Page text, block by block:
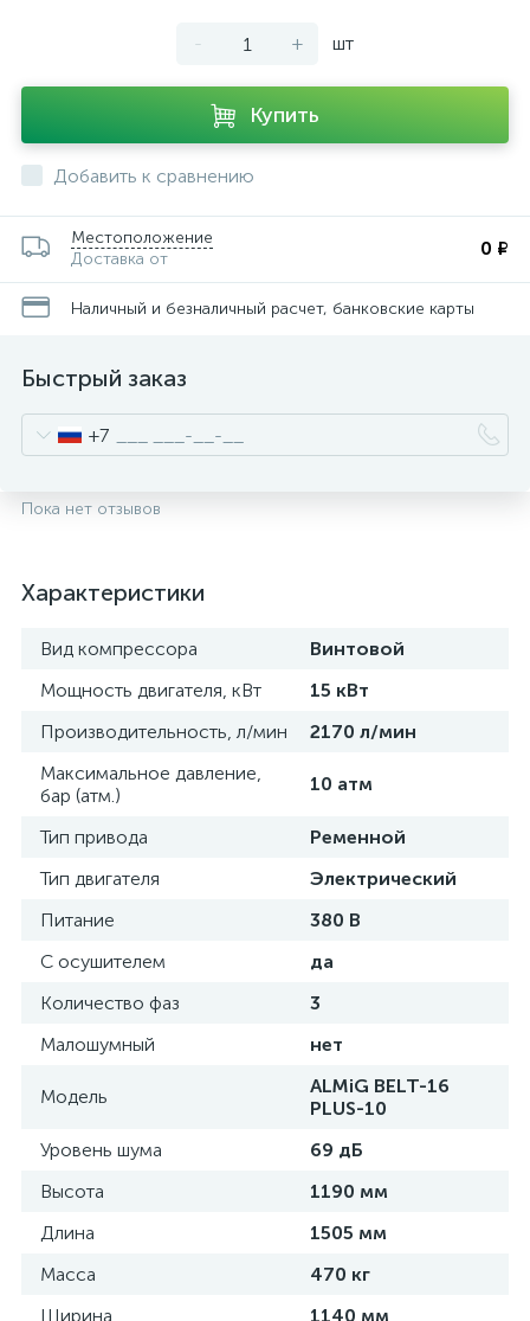
- + шт
Купить
Добавить к сравнению
Местоположение
Доставка от
0 ₽
Наличный и безналичный расчет, банковские карты
Быстрый заказ
+7
Пока нет отзывов
Характеристики
Вид компрессора
Винтовой
Мощность двигателя, кВт
15 кВт
Производительность, л/мин
2170 л/мин
Максимальное давление,
бар (атм.)
10 атм
Тип привода
Ременной
Тип двигателя
Электрический
Питание
380 В
С осушителем
да
Количество фаз
3
Малошумный
нет
Модель
ALMiG BELT-16
PLUS-10
Уровень шума
69 дБ
Высота
1190 мм
Длина
1505 мм
Масса
470 кг
Ширина
1140 мм